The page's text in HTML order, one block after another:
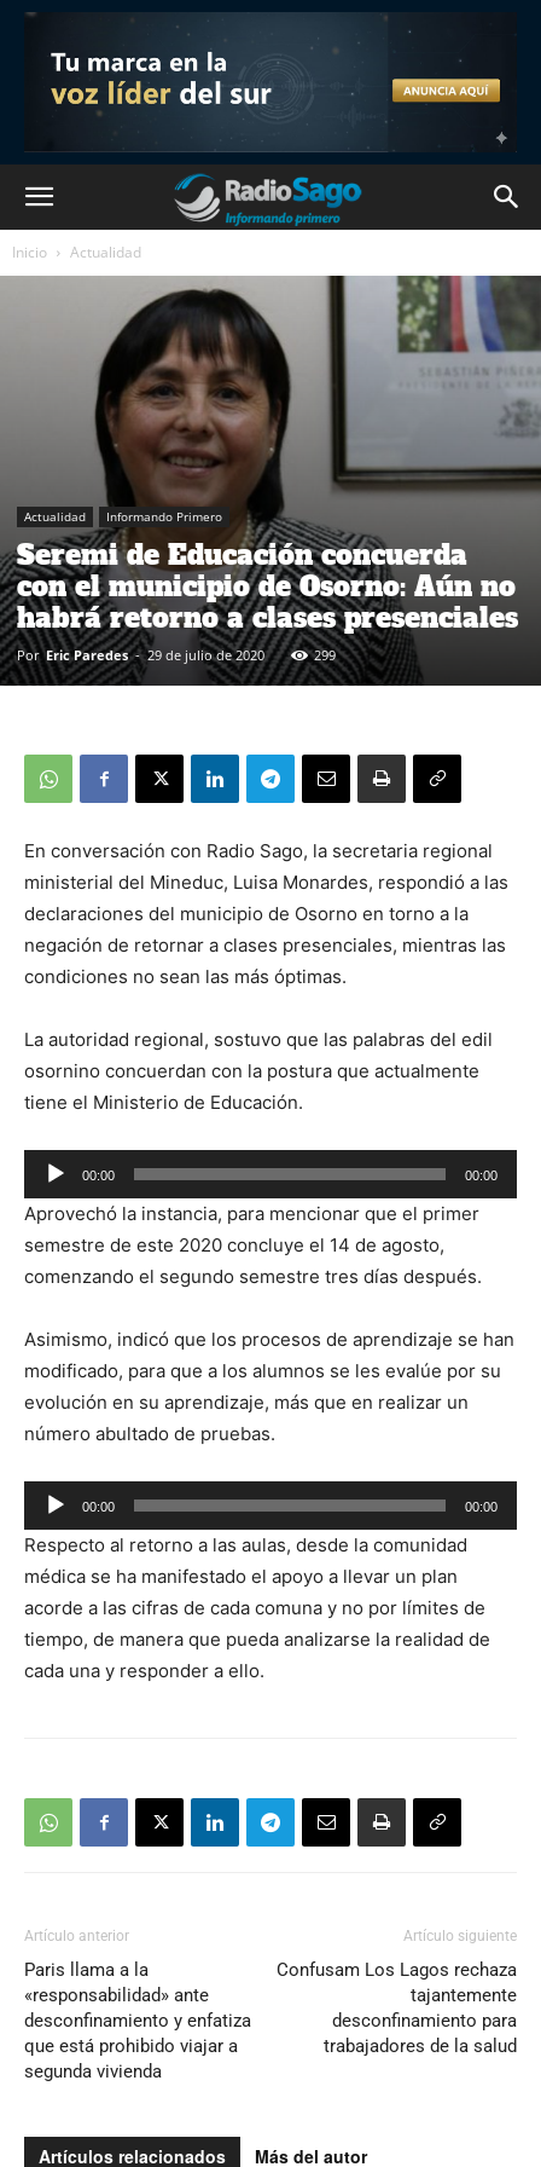
Inicio Actualidad
Actualidad Informando Primero
Seremi de Educación concuerda
con el municipio de Osorno: Aún no
habrá retorno a clases presenciales
Por Eric Paredes - 29 de julio de 2020 299
En conversación con Radio Sago, la secretaria regional
ministerial del Mineduc, Luisa Monardes, respondió a las
declaraciones del municipio de Osorno en torno a la
negación de retornar a clases presenciales, mientras las
condiciones no sean las más óptimas.
La autoridad regional, sostuvo que las palabras del edil
osornino concuerdan con la postura que actualmente
tiene el Ministerio de Educación.
Reproductor
de
audio
00:00 00:00
Aprovechó la instancia, para mencionar que el primer
semestre de este 2020 concluye el 14 de agosto,
comenzando el segundo semestre tres días después.
Asimismo, indicó que los procesos de aprendizaje se han
modificado, para que a los alumnos se les evalúe por su
evolución en su aprendizaje, más que en realizar un
número abultado de pruebas.
Reproductor
de
audio
00:00 00:00
Respecto al retorno a las aulas, desde la comunidad
médica se ha manifestado el apoyo a llevar un plan
acorde a las cifras de cada comuna y no por límites de
tiempo, de manera que pueda analizarse la realidad de
cada una y responder a ello.
Artículo anterior
Paris llama a la
«responsabilidad» ante
desconfinamiento y enfatiza
que está prohibido viajar a
segunda vivienda
Artículo siguiente
Confusam Los Lagos rechaza
tajantemente
desconfinamiento para
trabajadores de la salud
Artículos relacionados Más del autor